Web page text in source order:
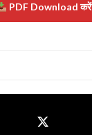
PDF Download करें